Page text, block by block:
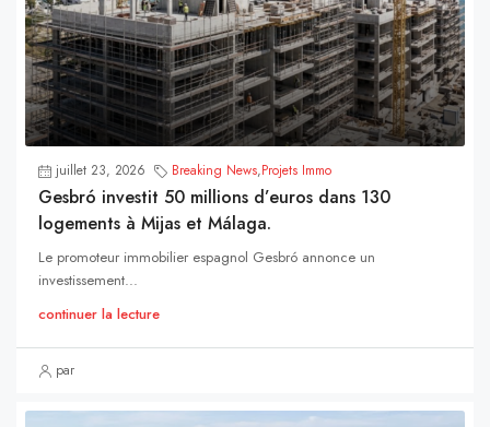
juillet 23, 2026 Breaking News,Projets Immo
Gesbró investit 50 millions d’euros dans 130
logements à Mijas et Málaga.
Le promoteur immobilier espagnol Gesbró annonce un
investissement...
continuer la lecture
par